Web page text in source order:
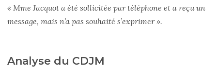
« Mme Jacquot a été sollicitée par téléphone et a reçu un
message, mais n’a pas souhaité s’exprimer ».
Analyse du CDJM